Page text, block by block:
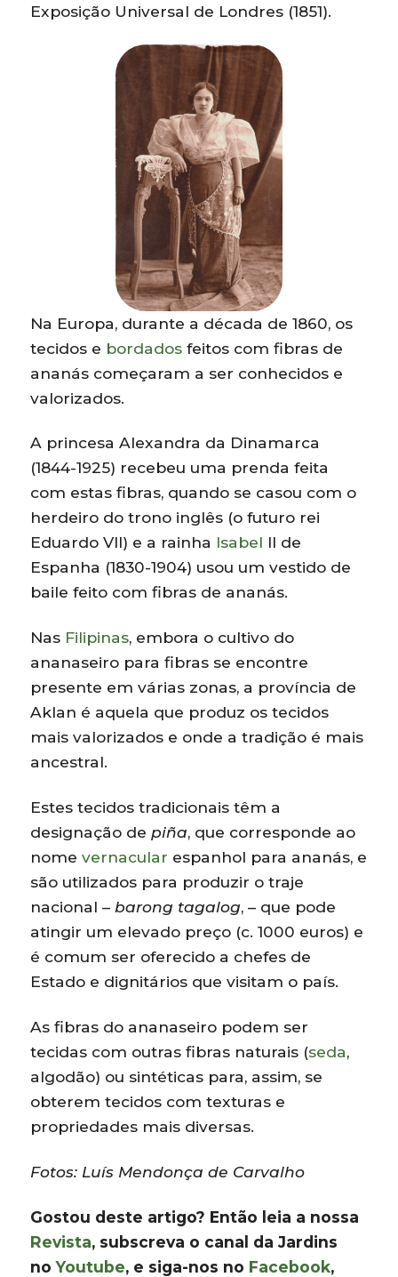
Exposição Universal de Londres (1851).
Na Europa, durante a década de 1860, os
tecidos e bordados feitos com fibras de
ananás começaram a ser conhecidos e
valorizados.
A princesa Alexandra da Dinamarca
(1844-1925) recebeu uma prenda feita
com estas fibras, quando se casou com o
herdeiro do trono inglês (o futuro rei
Eduardo VII) e a rainha Isabel II de
Espanha (1830-1904) usou um vestido de
baile feito com fibras de ananás.
Nas Filipinas, embora o cultivo do
ananaseiro para fibras se encontre
presente em várias zonas, a província de
Aklan é aquela que produz os tecidos
mais valorizados e onde a tradição é mais
ancestral.
Estes tecidos tradicionais têm a
designação depiña, que corresponde ao
nomevernacular espanhol para ananás, e
são utilizados para produzir o traje
nacional –barong tagalog, – que pode
atingir um elevado preço (c. 1000 euros) e
é comum ser oferecido a chefes de
Estado e dignitários que visitam o país.
As fibras do ananaseiro podem ser
tecidas com outras fibras naturais (seda,
algodão) ou sintéticas para, assim, se
obterem tecidos com texturas e
propriedades mais diversas.
Fotos: Luís Mendonça de Carvalho
Gostou deste artigo? Então leia a nossa
Revista, subscreva o canal da Jardins
noYoutube, e siga-nos no Facebook,